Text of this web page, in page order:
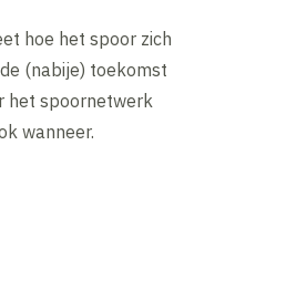
hoe het spoor zich
(nabije) toekomst
het spoornetwerk
wanneer.